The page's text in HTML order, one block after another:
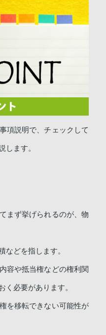
項説明で、チェックして
します。
まず挙げられるのが、物
などを指します。
容や抵当権などの権利関
く必要があります。
を移転できない可能性が